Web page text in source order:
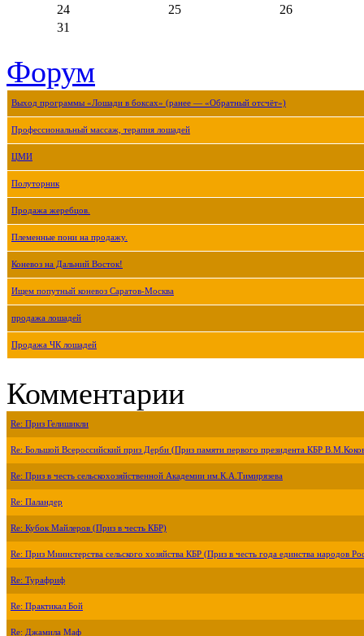
24
25
26
31
Форум
Выход программы «Лошади в боксах» (ранее — «Обратный отсчёт»)
Профессиональный массаж, терапия лошадей
ЦМИ
Полуторник
Продажа жеребцов.
Племенные пони на продажу.
Коневоз на Дальний Восток!
Ищем попутный коневоз Саратов-Москва
продажа лошадей
Продажа ЧК лошадей
Комментарии
Re: Приз Гелишикли
Re: Большой Всероссийский приз Дерби (Приз памяти первого президента КБР
Re: Приз в честь сельскохозяйственной Академии им.К.А.Тимирязева
Re: Паландер
Re: Кубок Майлеров (Приз в честь КБР)
Re: Приз Министерства сельского хозяйства КБР (Приз в честь года единства народов
Re: Турафриф
Re: Практикал Бой
Re: Джамила Маф